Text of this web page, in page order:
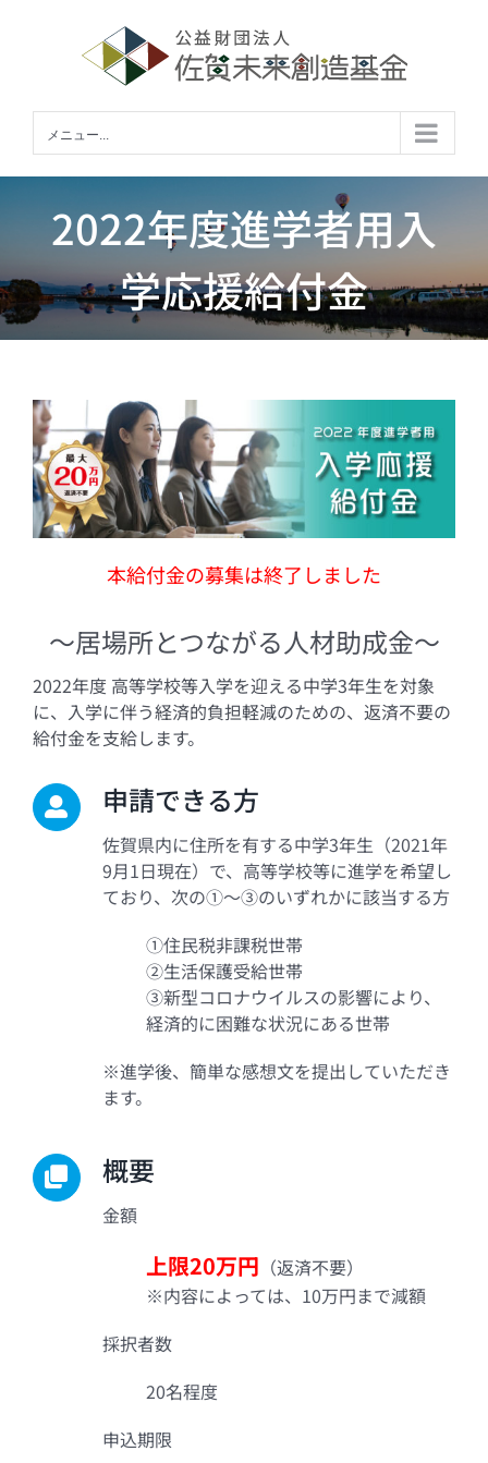
メニュー...
2022年度進学者用入
学応援給付金
本給付金の募集は終了しました
～居場所とつながる人材助成金～
2022年度 高等学校等入学を迎える中学3年生を対象
に、入学に伴う経済的負担軽減のための、返済不要の
給付金を支給します。
申請できる方
佐賀県内に住所を有する中学3年生（2021年
9月1日現在）で、高等学校等に進学を希望し
ており、次の①～③のいずれかに該当する方
①住民税非課税世帯
②生活保護受給世帯
③新型コロナウイルスの影響により、
経済的に困難な状況にある世帯
※進学後、簡単な感想文を提出していただき
ます。
概要
金額
上限20万円 （返済不要）
※内容によっては、10万円まで減額
採択者数
20名程度
申込期限